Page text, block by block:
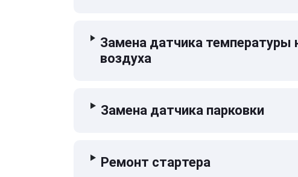
Замена датчика температуры
воздуха
Замена датчика парковки
Ремонт стартера